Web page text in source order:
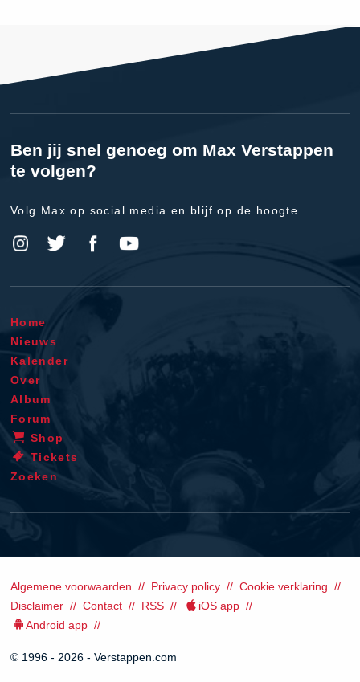
Ben jij snel genoeg om Max Verstappen
te volgen?
Volg Max op social media en blijf op de hoogte.
Home
Nieuws
Kalender
Over
Album
Forum
Shop
Tickets
Zoeken
Algemene voorwaarden Privacy policy
Cookie verklaring
Disclaimer
Contact RSS
iOS app
Android app
© 1996 - 2026 - Verstappen.com